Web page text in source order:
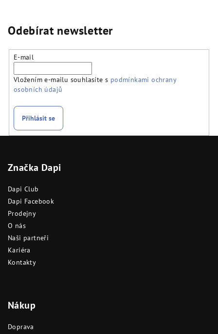
í
k
i
í
Odebírat newsletter
E-mail
Vložením e-mailu souhlasíte s podmínkami ochrany
osobních údajů
Přihlásit se
Značka Dapi
Dapi Club
Dapi Facebook
Prodejny
O nás
Naši partneři
Kariéra
Kontakty
Nákup
Doprava